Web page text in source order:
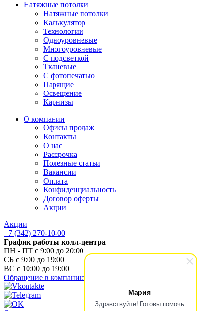
Мария
Здравствуйте! Готовы помочь
Натяжные потолки
Натяжные потолки
Калькулятор
Технологии
Одноуровневые
Многоуровневые
С подсветкой
Тканевые
С фотопечатью
Парящие
Освещение
Карнизы
О компании
Офисы продаж
Контакты
О нас
Рассрочка
Полезные статьи
Вакансии
Оплата
Конфиденциальность
Договор оферты
Акции
Акции
+7 (342) 270-10-00
График работы колл-центра
ПН - ПТ с 9:00 до 20:00
СБ с 9:00 до 19:00
ВС с 10:00 до 19:00
Обращение в компанию